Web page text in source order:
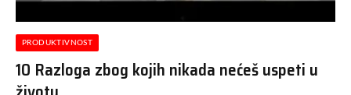
PRODUKTIVNOST
10 Razloga zbog kojih nikada nećeš uspeti u